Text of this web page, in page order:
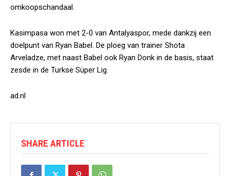
omkoopschandaal.
Kasimpasa won met 2-0 van Antalyaspor, mede dankzij een
doelpunt van Ryan Babel. De ploeg van trainer Shota
Arveladze, met naast Babel ook Ryan Donk in de basis, staat
zesde in de Turkse Süper Lig.
ad.nl
SHARE ARTICLE